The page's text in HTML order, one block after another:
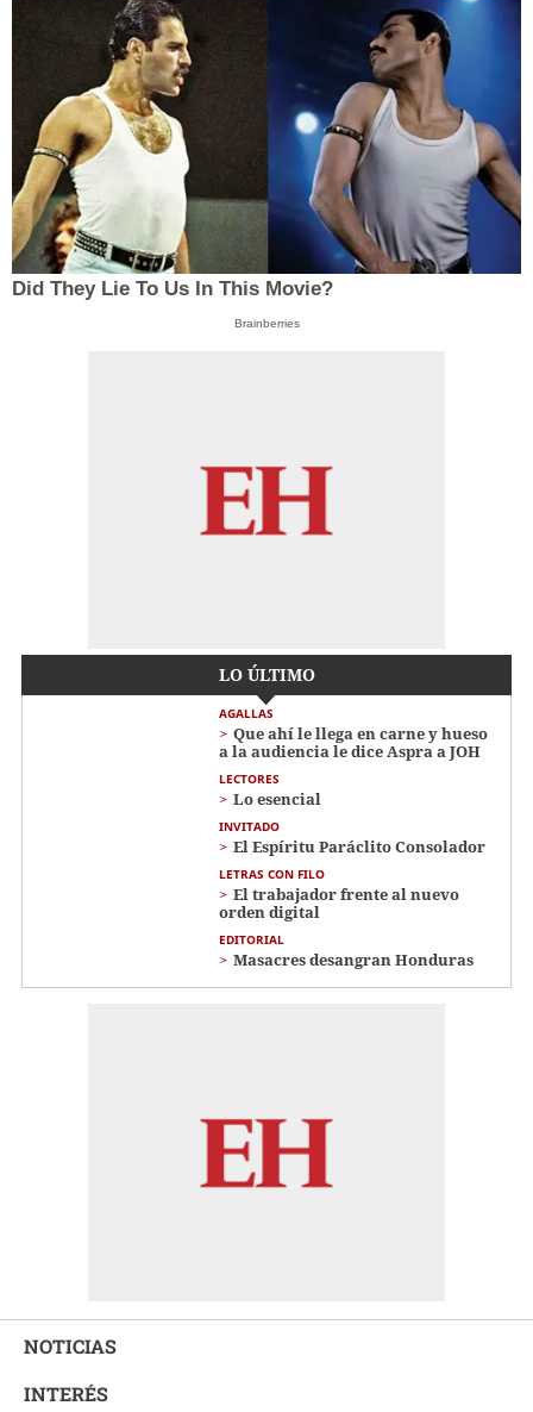
Did They Lie To Us In This Movie?
Brainberries
LO ÚLTIMO
AGALLAS
Que ahí le llega en carne y hueso
a la audiencia le dice Aspra a JOH
LECTORES
Lo esencial
INVITADO
El Espíritu Paráclito Consolador
LETRAS CON FILO
El trabajador frente al nuevo
orden digital
EDITORIAL
Masacres desangran Honduras
NOTICIAS
INTERÉS